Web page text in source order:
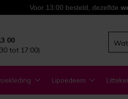
Voor 13:00 besteld, dezelfde
00
tot 17:00)
Lipoedeem